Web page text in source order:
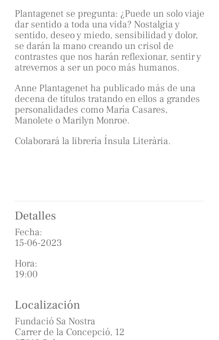
Plantagenet se pregunta: ¿Puede un solo viaje
dar sentido a toda una vida? Nostalgia y
sentido, deseo y miedo, sensibilidad y dolor,
se darán la mano creando un crisol de
contrastes que nos harán reflexionar, sentir y
atrevernos a ser un poco más humanos.
Anne Plantagenet ha publicado más de una
decena de títulos tratando en ellos a grandes
personalidades como María Casares,
Manolete o Marilyn Monroe.
Colaborará la librería Ínsula Literària.
Detalles
Fecha:
15-06-2023
Hora:
19:00
Localización
Fundació Sa Nostra
Carrer de la Concepció, 12